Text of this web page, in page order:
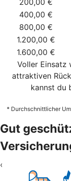
200,00 €
400,00 €
800,00 €
1.200,00 €
1.600,00 €
Voller Einsatz
attraktiven
kannst du
* Durchschnittlicher
Gut
‹